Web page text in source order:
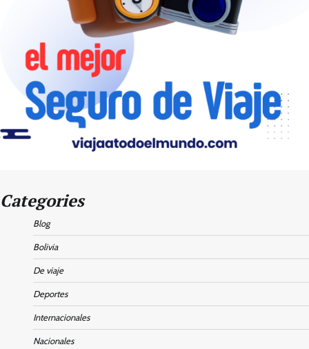
Categories
Blog
Bolivia
De viaje
Deportes
Internacionales
Nacionales